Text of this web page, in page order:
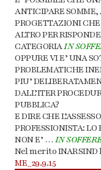
ANTICIPARE SOMME,
PROGETTAZIONI
ALTRO PER
CATEGORIAIN
OPPURE VI E’ UNA
PROBLEMATICHE
PIU’
DALL’ITER
PUBBLICA?
E DIRE CHE
PROFESSIONISTA:
NON E’ … IN
Nel merito
ME_29.9.15